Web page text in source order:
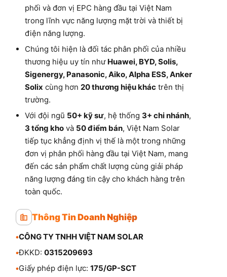
phối và đơn vị EPC hàng đầu tại Việt Nam
trong lĩnh vực năng lượng mặt trời và thiết bị
điện năng lượng.
Chúng tôi hiện là đối tác phân phối của nhiều
thương hiệu uy tín như Huawei, BYD, Solis,
Sigenergy, Panasonic, Aiko, Alpha ESS, Anker
Solix cùng hơn 20 thương hiệu khác trên thị
trường.
Với đội ngũ 50+ kỹ sư, hệ thống 3+ chi nhánh,
3 tổng kho và 50 điểm bán, Việt Nam Solar
tiếp tục khẳng định vị thế là một trong những
đơn vị phân phối hàng đầu tại Việt Nam, mang
đến các sản phẩm chất lượng cùng giải pháp
năng lượng đáng tin cậy cho khách hàng trên
toàn quốc.
Thông Tin Doanh Nghiệp
•CÔNG TY TNHH VIỆT NAM SOLAR
•ĐKKD: 0315209693
•Giấy phép điện lực: 175/GP-SCT